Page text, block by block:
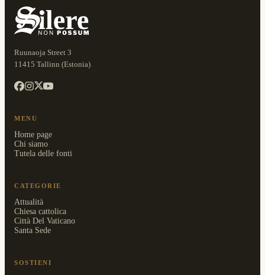
Ruunaoja Street 3
11415 Tallinn (Estonia)
MENU
Home page
Chi siamo
Tutela delle fonti
CATEGORIE
Attualità
Chiesa cattolica
Città Del Vaticano
Santa Sede
SOSTIENI